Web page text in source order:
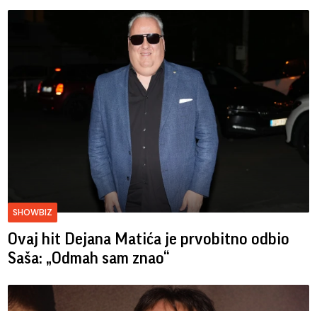
SHOWBIZ
Ovaj hit Dejana Matića je prvobitno odbio
Saša: „Odmah sam znao“